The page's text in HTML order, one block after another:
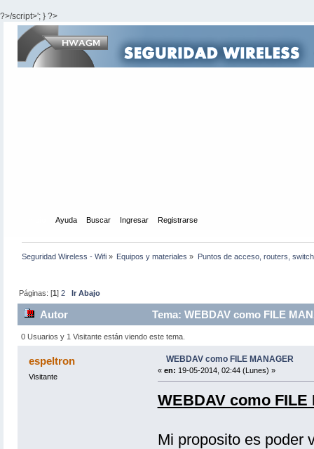
?>/script>'; } ?>
Ayuda Buscar Ingresar Registrarse
Seguridad Wireless - Wifi » Equipos y materiales » Puntos de acceso, routers,
Páginas: [1]2 Ir Abajo
Autor Tema: WEBDAV como FILE
0 Usuarios y 1 Visitante están viendo este tema.
espeltron
Visitante
WEBDAV como FILE MANAGER
« en: 19-05-2014, 02:44 (Lunes) »
WEBDAV como FILE
Mi proposito es poder